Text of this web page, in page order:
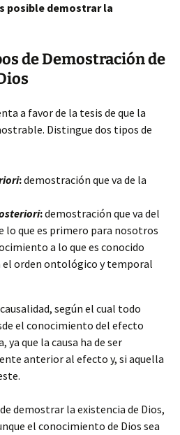
posible demostrar la
de Demostración de
a favor de la tesis de que la
Distingue dos tipos de
:demostración que va de la
:demostración que va del
lo que es primero para nosotros
a lo que es conocido
el orden ontológico y temporal
según el cual todo
el conocimiento del efecto
ya que la causa ha de ser
anterior al efecto y, si aquella
demostrar la existencia de Dios,
el conocimiento de Dios sea